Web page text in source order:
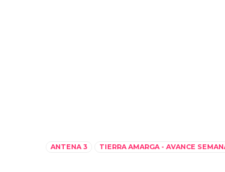
ANTENA 3 TIERRA AMARGA - AVANCE